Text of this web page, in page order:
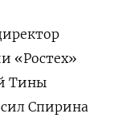
«Ростех»
Тины
Спирина